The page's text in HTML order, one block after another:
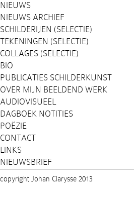
NIEUWS
NIEUWS ARCHIEF
SCHILDERIJEN (SELECTIE)
TEKENINGEN (SELECTIE)
COLLAGES (SELECTIE)
BIO
PUBLICATIES SCHILDERKUNST
OVER MIJN BEELDEND WERK
AUDIOVISUEEL
DAGBOEK NOTITIES
POËZIE
CONTACT
LINKS
NIEUWSBRIEF
copyright Johan Clarysse 2013